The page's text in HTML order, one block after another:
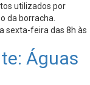
utilizados por
da borracha.
sexta-feira das 8h às
Águas